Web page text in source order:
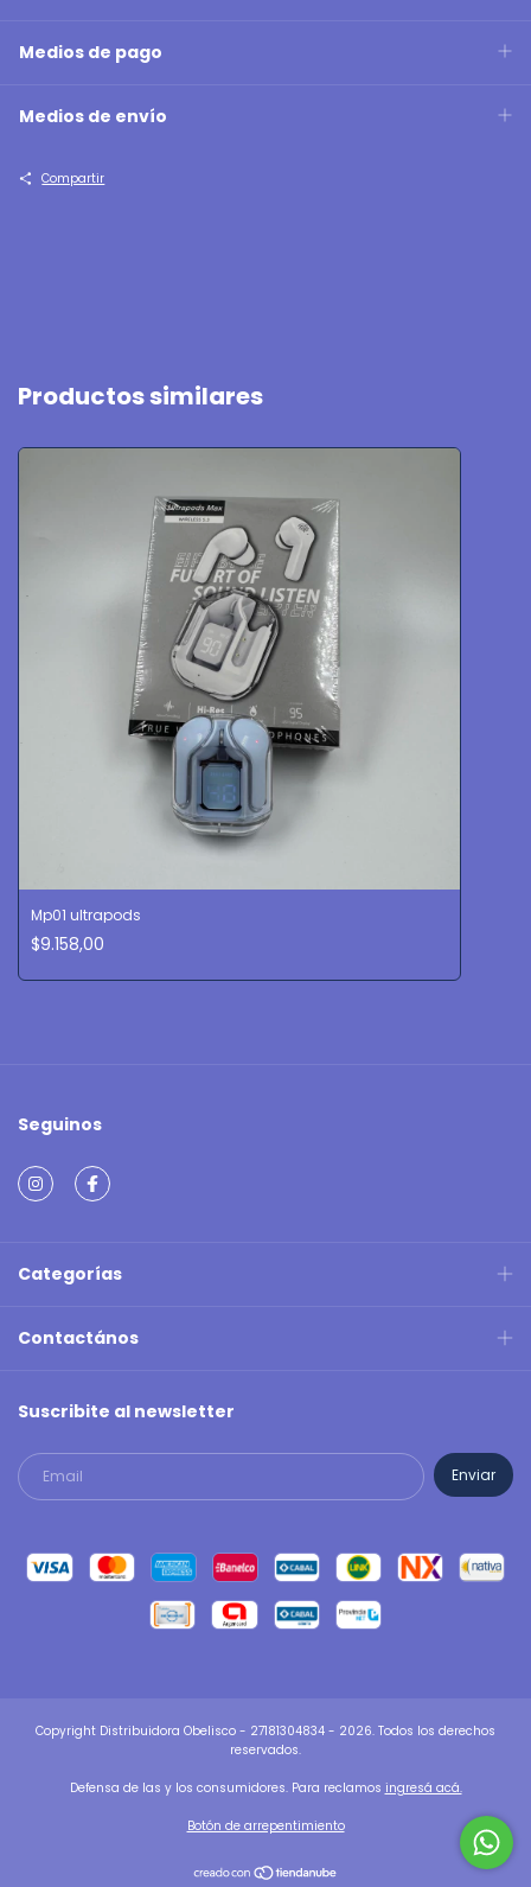
Medios de pago
Medios de envío
Compartir
Productos similares
Mp01 ultrapods
$9.158,00
Seguinos
Categorías
Contactános
Suscribite al newsletter
Copyright Distribuidora Obelisco - 27181304834 - 2026. Todos los derechos
reservados.
Defensa de las y los consumidores. Para reclamos ingresá acá.
Botón de arrepentimiento